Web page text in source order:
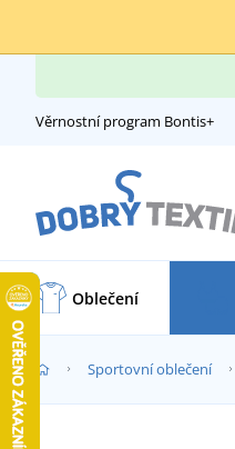
Věrnostní program Bontis+
Oblečení
Sportovní oblečení